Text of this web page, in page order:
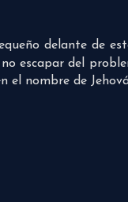
delante de
escapar del
nombre de